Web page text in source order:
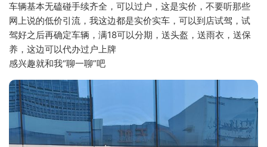
车辆基本无磕碰手续齐全，可以过户，这是实价，不要听那些
网上说的低价引流，我这边都是实价实车，可以到店试驾，试
驾好之后再确定车辆，满18可以分期，送头盔，送雨衣，送保
养，这边可以代办过户上牌
感兴趣就和我“聊一聊”吧